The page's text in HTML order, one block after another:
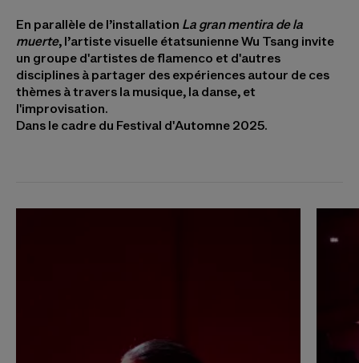
En parallèle de l’installation La gran mentira de la
muerte, l’artiste visuelle étatsunienne Wu Tsang invite
un groupe d'artistes de flamenco et d'autres
disciplines à partager des expériences autour de ces
thèmes à travers la musique, la danse, et
l'improvisation.
Dans le cadre du Festival d'Automne 2025.